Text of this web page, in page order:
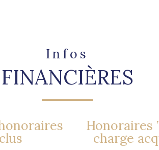
Infos
FINANCIÈRES
Honoraires
charge